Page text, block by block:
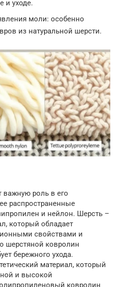
и уходе.
моли: особенно
из натуральной шерсти.
важную роль в его
распространенные
и нейлон. Шерсть –
который обладает
свойствами и
шерстяной ковролин
бережного ухода.
материал, который
и высокой
ковролин